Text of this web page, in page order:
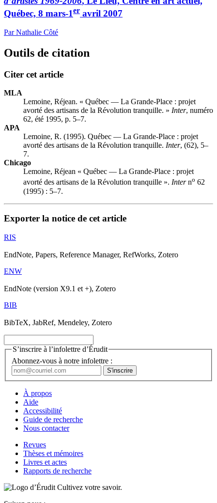
Québec, 8 mars-1er avril 2007
Par Nathalie Côté
Outils de citation
Citer cet article
MLA
Lemoine, Réjean. « Québec — La Grande-Place : projet
avorté des artisans de la Révolution tranquille. » Inter, numéro
62, été 1995, p. 5–7.
APA
Lemoine, R. (1995). Québec — La Grande-Place : projet
avorté des artisans de la Révolution tranquille. Inter, (62), 5–
7.
Chicago
Lemoine, Réjean « Québec — La Grande-Place : projet
avorté des artisans de la Révolution tranquille ». Interno 62
(1995) : 5–7.
Exporter la notice de cet article
RIS
EndNote, Papers, Reference Manager, RefWorks, Zotero
ENW
EndNote (version X9.1 et +), Zotero
BIB
BibTeX, JabRef, Mendeley, Zotero
S’inscrire à l’infolettre d’Érudit
Abonnez-vous à notre infolettre :
À propos
Aide
Accessibilité
Guide de recherche
Nous contacter
Revues
Thèses et mémoires
Livres et actes
Rapports de recherche
Cultivez votre savoir.